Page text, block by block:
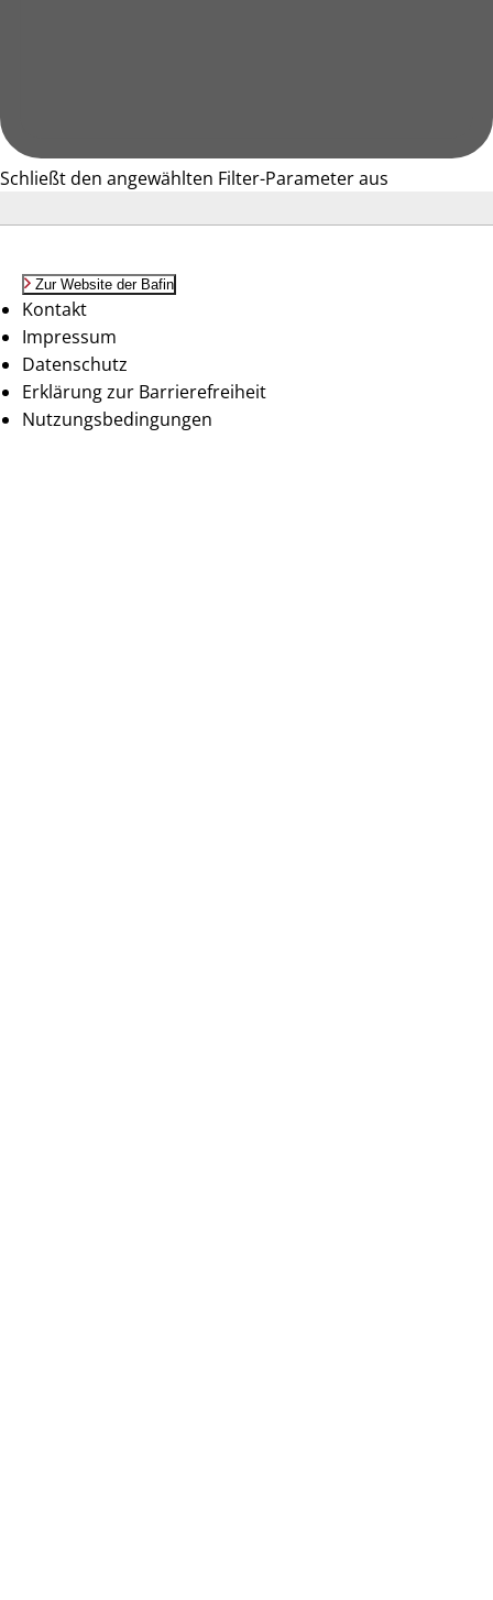
Schließt den angewählten Filter-Parameter aus
Zur Website der Bafin
Kontakt
Impressum
Datenschutz
Erklärung zur Barrierefreiheit
Nutzungsbedingungen